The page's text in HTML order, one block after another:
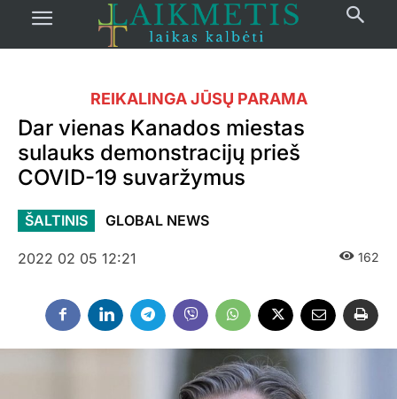
REIKALINGA JŪSŲ PARAMA
Dar vienas Kanados miestas
sulauks demonstracijų prieš
COVID-19 suvaržymus
ŠALTINIS GLOBAL NEWS
2022 02 05 12:21 162